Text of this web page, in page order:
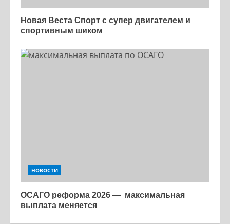
Новая Веста Спорт с супер двигателем и
спортивным шиком
НОВОСТИ
ОСАГО реформа 2026 — максимальная
выплата меняется